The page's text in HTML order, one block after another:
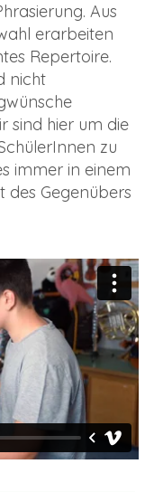
Aus
erarbeiten
Repertoire.
nicht
sind hier um die
zu
immer in einem
des Gegenübers